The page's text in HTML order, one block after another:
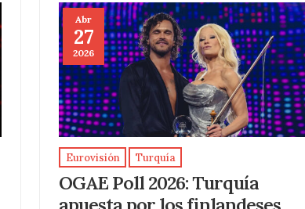
Abr
27
2026
Eurovisión Turquía
OGAE Poll 2026: Turquía